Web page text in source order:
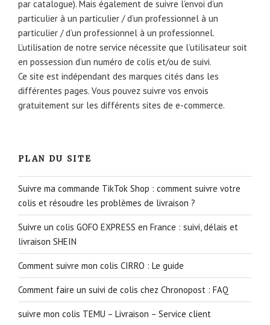
par catalogue). Mais également de suivre l’envoi d’un
particulier à un particulier / d’un professionnel à un
particulier / d’un professionnel à un professionnel.
L’utilisation de notre service nécessite que l’utilisateur soit
en possession d’un numéro de colis et/ou de suivi.
Ce site est indépendant des marques cités dans les
différentes pages. Vous pouvez suivre vos envois
gratuitement sur les différents sites de e-commerce.
PLAN DU SITE
Suivre ma commande TikTok Shop : comment suivre votre
colis et résoudre les problèmes de livraison ?
Suivre un colis GOFO EXPRESS en France : suivi, délais et
livraison SHEIN
Comment suivre mon colis CIRRO : Le guide
Comment faire un suivi de colis chez Chronopost : FAQ
suivre mon colis TEMU – Livraison – Service client